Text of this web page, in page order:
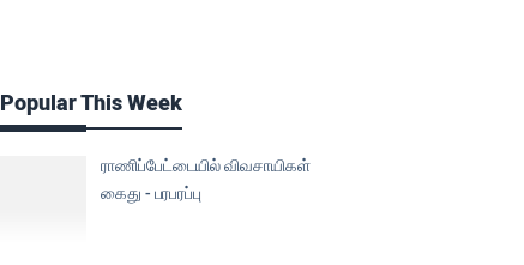
Popular This Week
ராணிப்பேட்டையில் விவசாயிகள்
கைது - பரபரப்பு